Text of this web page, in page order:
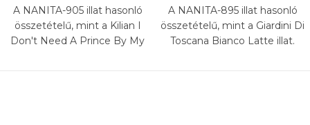
A NANITA-905 illat hasonló
összetételű, mint a Kilian I
Don't Need A Prince By My
A NANITA-895 illat hasonló
összetételű, mint a Giardini Di
Toscana Bianco Latte illat.